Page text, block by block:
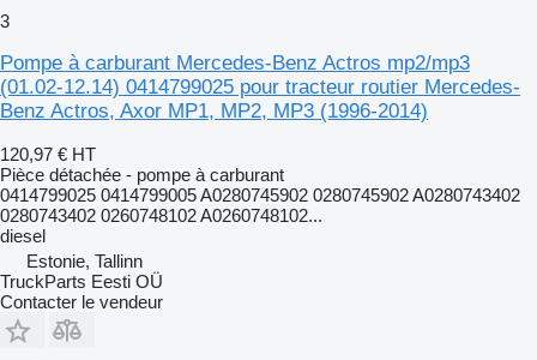
3
Pompe à carburant Mercedes-Benz Actros mp2/mp3
(01.02-12.14) 0414799025 pour tracteur routier Mercedes-
Benz Actros, Axor MP1, MP2, MP3 (1996-2014)
120,97 € HT
Pièce détachée - pompe à carburant
0414799025 0414799005 A0280745902 0280745902 A0280743402
0280743402 0260748102 A0260748102...
diesel
Estonie, Tallinn
TruckParts Eesti OÜ
Contacter le vendeur